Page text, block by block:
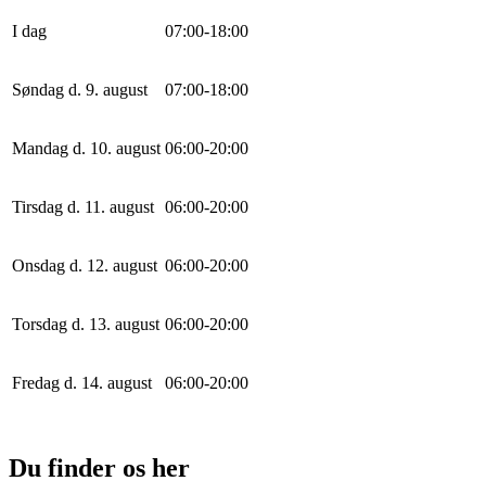
I dag 07:00-18:00
Søndag d. 9. august 07:00-18:00
Mandag d. 10. august 06:00-20:00
Tirsdag d. 11. august 06:00-20:00
Onsdag d. 12. august 06:00-20:00
Torsdag d. 13. august 06:00-20:00
Fredag d. 14. august 06:00-20:00
Du finder os her